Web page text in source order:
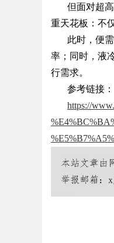
但面对超
重天花板：不
此时，便
率；同时，液
行需求。
参考链接：
https://